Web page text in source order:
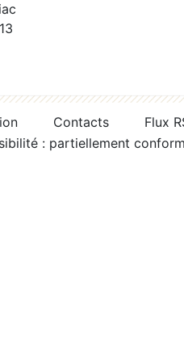
Contacts
Flux
: partiellement